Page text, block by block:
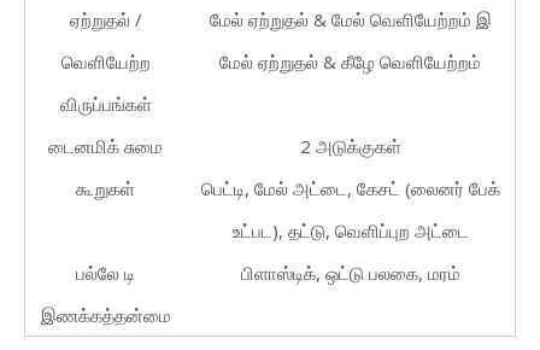
ஏற்றுதல் /
வெளியேற்ற
விருப்பங்கள்
மேல் ஏற்றுதல் & மேல் வெளியேற்றம் இ
மேல் ஏற்றுதல் & கீழே வெளியேற்றம்
டைனமிக் சுமை
2 அடுக்குகள்
கூறுகள்
பெட்டி, மேல் அட்டை, கேசட் (லைனர் பேக்
உட்பட), தட்டு, வெளிப்புற அட்டை
பல்லே டி
இணக்கத்தன்மை
பிளாஸ்டிக், ஒட்டு பலகை, மரம்